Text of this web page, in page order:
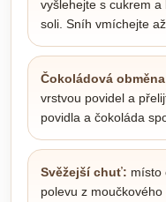
vyšlehejte s cukrem
soli. Sníh vmíchejte
Čokoládová
vrstvou povidel a
povidla a čokoláda
Svěžejší chuť: místo
polevu z